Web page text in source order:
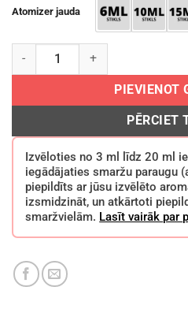
Atomizer jauda
Orto Parisi Terroni Extrait De
PIEVIENOT
PĒRCIET
Izvēloties no 3 ml līdz 20 ml
iegādājaties smaržu paraugu
piepildīts ar jūsu izvēlēto
izsmidzināt, un atkārtoti
smaržvielām. Lasīt vairāk par